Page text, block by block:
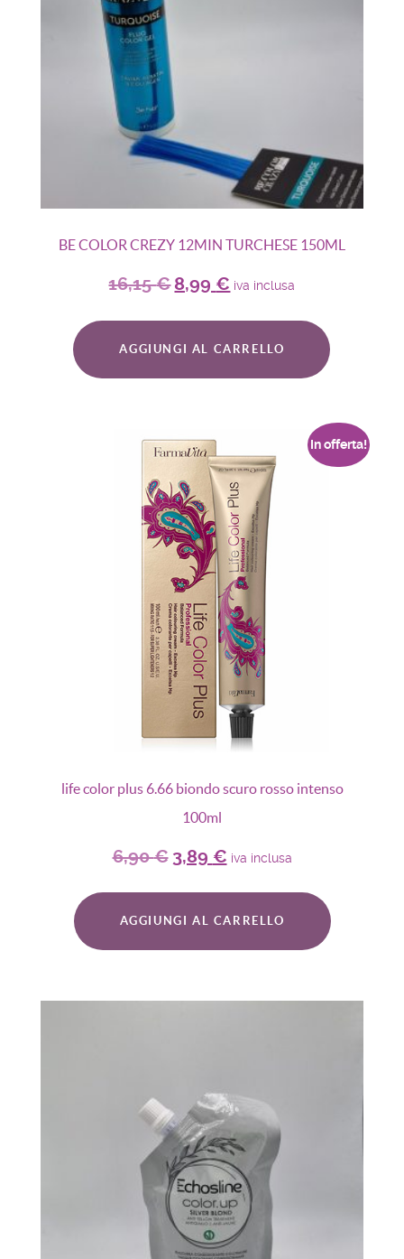
BE COLOR CREZY 12MIN TURCHESE 150ML
16,15€8,99 € iva inclusa
AGGIUNGI AL CARRELLO
In offerta!
life color plus 6.66 biondo scuro rosso intenso
100ml
6,90€ 3,89 € iva inclusa
AGGIUNGI AL CARRELLO